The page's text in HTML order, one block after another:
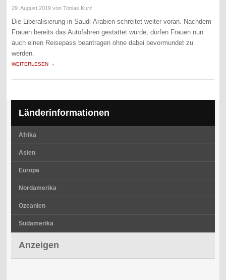
29. August 2019 von Tobias Kurz
Die Liberalisierung in Saudi-Arabien schreitet weiter voran. Nachdem
Frauen bereits das Autofahren gestattet wurde, dürfen Frauen nun
auch einen Reisepass beantragen ohne dabei bevormundet zu
werden.
WEITERLESEN →
Länderinformationen
Afrika
Asien
Europa
Nordamerika
Ozeanien
Südamerika
Anzeigen